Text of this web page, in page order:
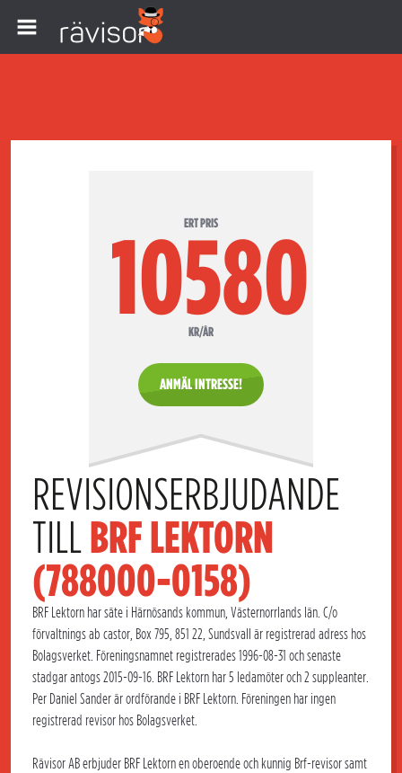
ERT PRIS
10580
KR/ÅR
ANMÄL INTRESSE!
REVISIONSERBJUDANDE
TILL BRF LEKTORN
(788000-0158)
BRF Lektorn har säte i Härnösands kommun, Västernorrlands län. C/o
förvaltnings ab castor, Box 795, 851 22, Sundsvall är registrerad adress hos
Bolagsverket. Föreningsnamnet registrerades 1996-08-31 och senaste
stadgar antogs 2015-09-16. BRF Lektorn har 5 ledamöter och 2 suppleanter.
Per Daniel Sander är ordförande i BRF Lektorn. Föreningen har ingen
registrerad revisor hos Bolagsverket.
Rävisor AB erbjuder BRF Lektorn en oberoende och kunnig Brf-revisor samt